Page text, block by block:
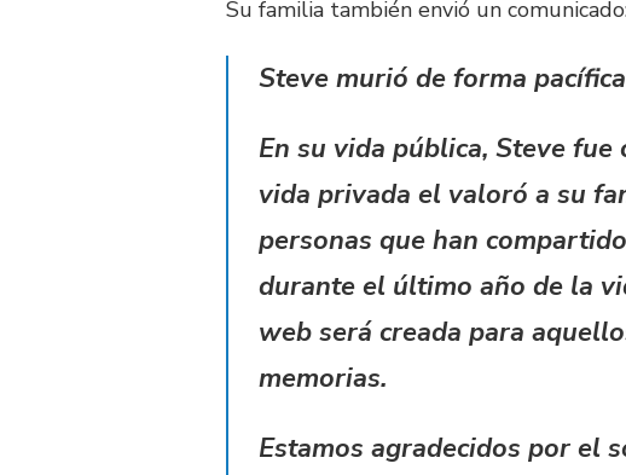
Su familia también envió un
Steve murió de forma
En su vida pública, Steve
vida privada el valoró a su
personas que han
durante el último año de la
web será creada para
memorias.
Estamos agradecidos por el